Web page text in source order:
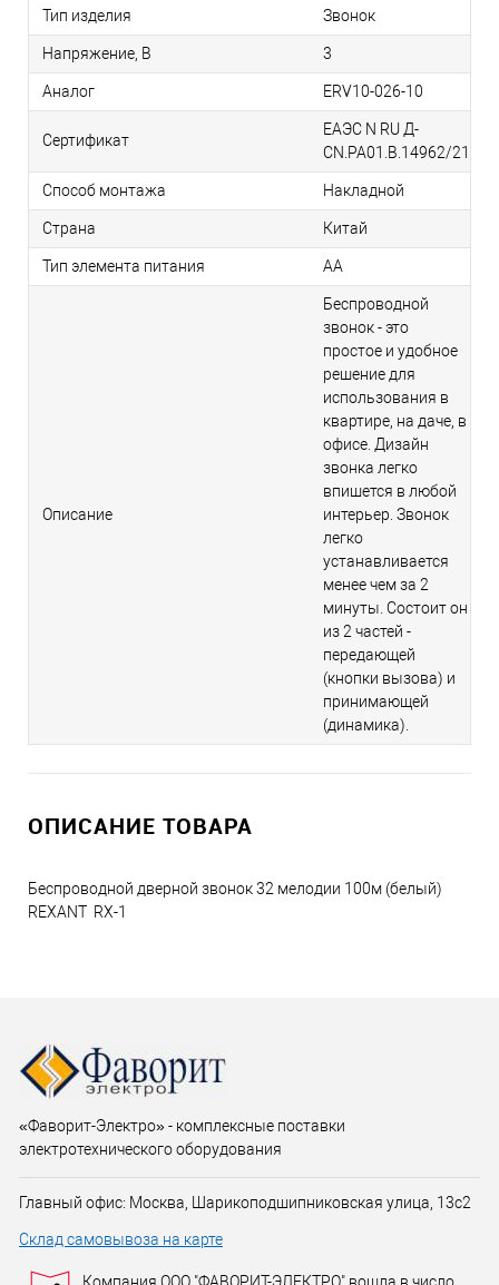
Тип изделия Звонок
Напряжение, В 3
Аналог ERV10-026-10
Сертификат
ЕАЭС N RU Д-
CN.РА01.В.14962/21
Способ монтажа Накладной
Страна Китай
Тип элемента питания АА
Описание
Беспроводной
звонок - это
простое и удобное
решение для
использования в
квартире, на даче, в
офисе. Дизайн
звонка легко
впишется в любой
интерьер. Звонок
легко
устанавливается
менее чем за 2
минуты. Состоит он
из 2 частей -
передающей
(кнопки вызова) и
принимающей
(динамика).
ОПИСАНИЕ ТОВАРА
Беспроводной дверной звонок 32 мелодии 100м (белый)
REXANT RX-1
«Фаворит-Электро» - комплексные поставки
электротехнического оборудования
Главный офис: Москва, Шарикоподшипниковская улица, 13с2
Склад самовывоза на карте